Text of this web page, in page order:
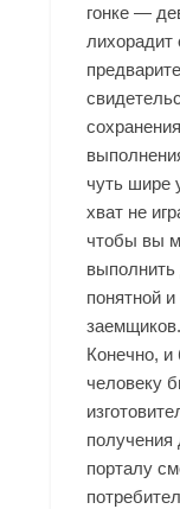
гонке —
чуть шире
хват не
чтобы вы
понятной
заемщиков.
Конечно, и
человеку
порталу